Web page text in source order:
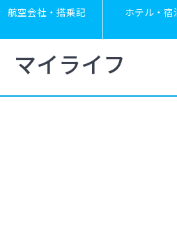
航空会社・搭乗記 ホテル・宿
マイライフ